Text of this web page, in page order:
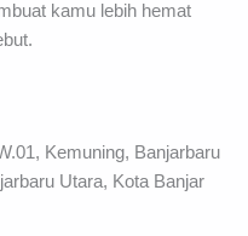
kamu lebih hemat
Kemuning, Banjarbaru
Utara, Kota Banjar